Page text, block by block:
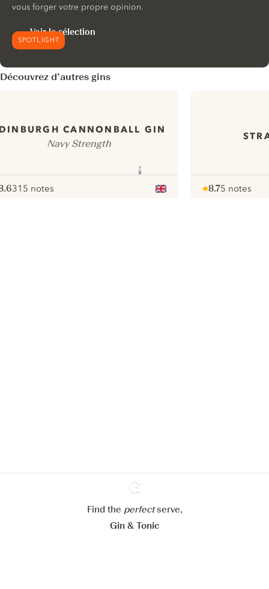
SPOTLIGHT
vous forger votre propre opinion.
Voir la sélection
Découvrez d’autres gins
CANNONBALL GIN
Navy Strength
315 notes
8.75 notes
Ginventory
Find the perfectserve,
Gin & Tonic